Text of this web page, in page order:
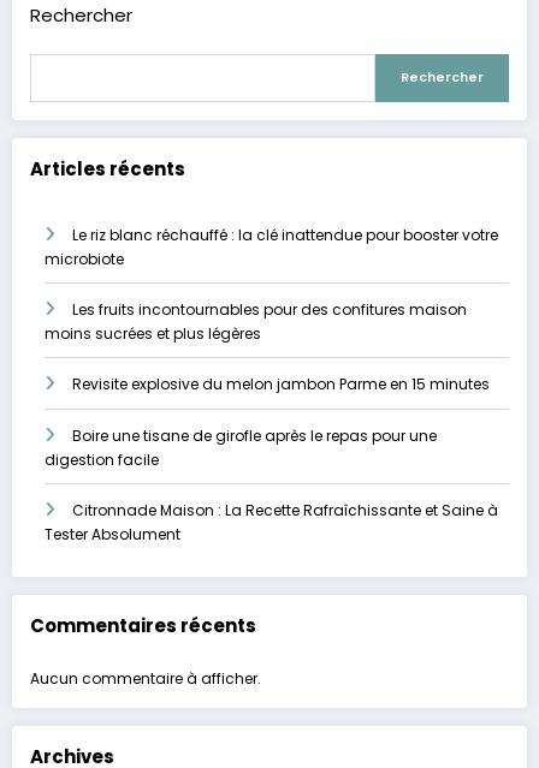
Rechercher
Rechercher
Articles récents
Le riz blanc réchauffé : la clé inattendue pour booster votre
microbiote
Les fruits incontournables pour des confitures maison
moins sucrées et plus légères
Revisite explosive du melon jambon Parme en 15 minutes
Boire une tisane de girofle après le repas pour une
digestion facile
Citronnade Maison : La Recette Rafraîchissante et Saine à
Tester Absolument
Commentaires récents
Aucun commentaire à afficher.
Archives